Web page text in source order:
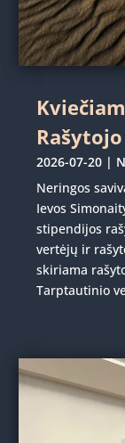
2026-07-20 |
Neringos
Ievos
stipendijos
vertėjų ir
skiriama
Tarptautinio